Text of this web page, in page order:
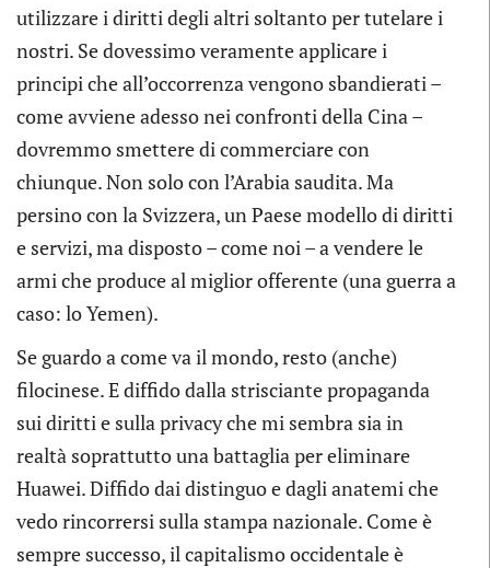
utilizzare i diritti degli altri soltanto per tutelare i
nostri. Se dovessimo veramente applicare i
principi che all’occorrenza vengono sbandierati –
come avviene adesso nei confronti della Cina –
dovremmo smettere di commerciare con
chiunque. Non solo con l’Arabia saudita. Ma
persino con la Svizzera, un Paese modello di diritti
e servizi, ma disposto – come noi – a vendere le
armi che produce al miglior offerente (una guerra a
caso: lo Yemen).
Se guardo a come va il mondo, resto (anche)
filocinese. E diffido dalla strisciante propaganda
sui diritti e sulla privacy che mi sembra sia in
realtà soprattutto una battaglia per eliminare
Huawei. Diffido dai distinguo e dagli anatemi che
vedo rincorrersi sulla stampa nazionale. Come è
sempre successo, il capitalismo occidentale è